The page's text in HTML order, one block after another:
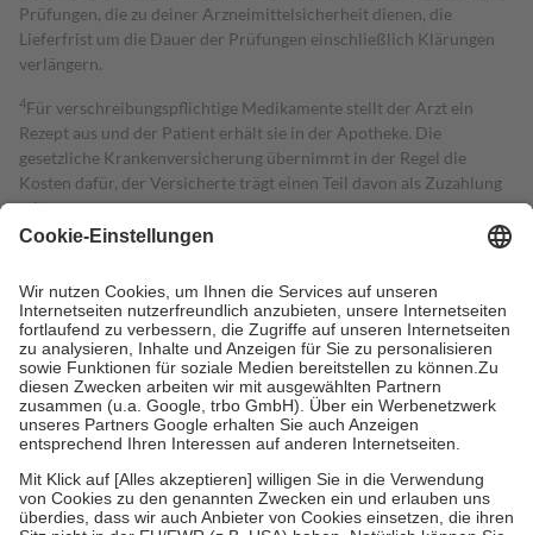
Prüfungen, die zu deiner Arzneimittelsicherheit dienen, die
Lieferfrist um die Dauer der Prüfungen einschließlich Klärungen
verlängern.
4Für verschreibungspflichtige Medikamente stellt der Arzt ein
Rezept aus und der Patient erhält sie in der Apotheke. Die
gesetzliche Krankenversicherung übernimmt in der Regel die
Kosten dafür, der Versicherte trägt einen Teil davon als Zuzahlung
mit.
Grundsätzlich leisten Mitglieder Zuzahlungen in Höhe von zehn
höchstens zehn Euro.
Es sind jedoch nie mehr als die tatsächlichen
Kosten der Leistung zu entrichten.
Diese Regeln gelten grundsätzlich auch für Online-Apotheken.
Bei Heilmitteln und häuslicher Krankenpflege beträgt die
Zuzahlung zehn Prozent der Kosten sowie zehn Euro je
Verordnung.
Um das Engagement der Versicherten für ihre eigene Gesundheit zu
stärken und die besondere Stellung der Familie zu unterstützen,
fallenkeine Zuzahlungenan bei:
• Kindern und Jugendlichen bis zum vollendeten 18. Lebensjahr